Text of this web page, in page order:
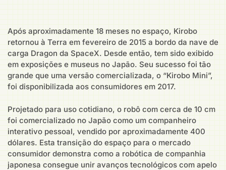
Após aproximadamente 18 meses no espaço, Kirobo
retornou à Terra em fevereiro de 2015 a bordo da nave de
carga Dragon da SpaceX. Desde então, tem sido exibido
em exposições e museus no Japão. Seu sucesso foi tão
grande que uma versão comercializada, o “Kirobo Mini”,
foi disponibilizada aos consumidores em 2017.
Projetado para uso cotidiano, o robô com cerca de 10 cm
foi comercializado no Japão como um companheiro
interativo pessoal, vendido por aproximadamente 400
dólares. Esta transição do espaço para o mercado
consumidor demonstra como a robótica de companhia
japonesa consegue unir avanços tecnológicos com apelo